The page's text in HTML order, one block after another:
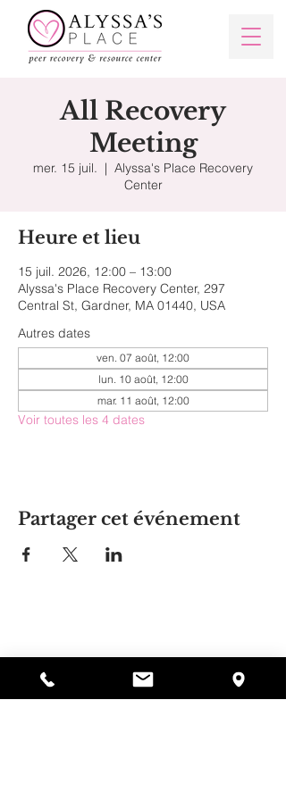
All Recovery
Meeting
mer. 15 juil.
  |
Alyssa's Place Recovery
Center
Heure et lieu
15 juil. 2026, 12:00 – 13:00
Alyssa's Place Recovery Center, 297
Central St, Gardner, MA 01440, USA
Autres dates
ven. 07 août, 12:00
lun. 10 août, 12:00
mar. 11 août, 12:00
Voir toutes les 4 dates
Partager cet événement
297, rue Central, Gardner, MA
01440
978-364-0920